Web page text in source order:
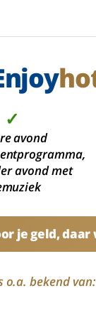
✓
avond
avond met
je geld,
o.a. bekend van: